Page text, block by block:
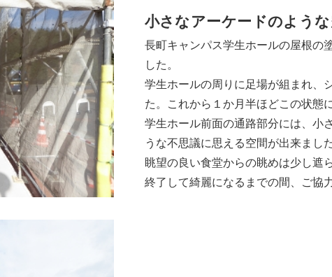
小さなアーケードのような
長町キャンパス学生ホールの屋根の
した。
学生ホールの周りに足場が組まれ、
た。これから１か月半ほどこの状態
学生ホール前面の通路部分には、小
うな不思議に思える空間が出来ました
眺望の良い食堂からの眺めは少し遮
終了して綺麗になるまでの間、ご協